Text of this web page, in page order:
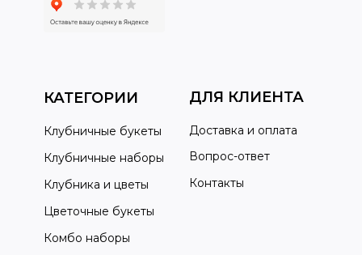
КАТЕГОРИИ ДЛЯ КЛИЕНТА
Клубничные букеты
Доставка и оплата
Вопрос-ответ
Контакты
Клубничные наборы
Клубника и цветы
Цветочные букеты
Комбо наборы